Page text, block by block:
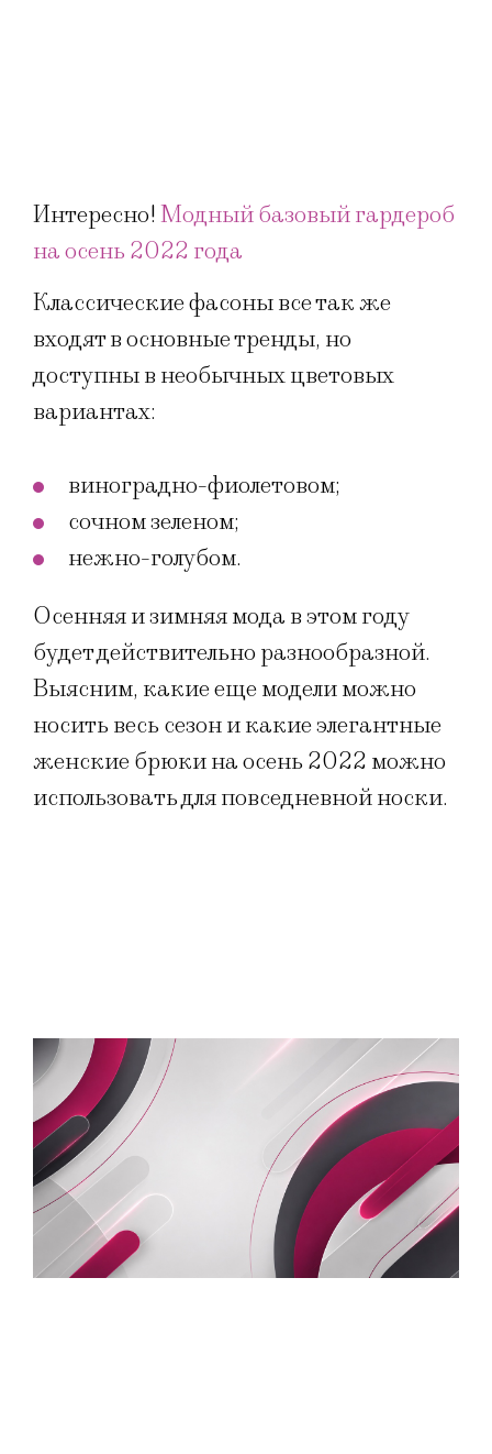
Интересно!Модный базовый гардероб
на осень 2022 года
Классические фасоны все так же
входят в основные тренды, но
доступны в необычных цветовых
вариантах:
виноградно-фиолетовом;
сочном зеленом;
нежно-голубом.
Осенняя и зимняя мода в этом году
будет действительно разнообразной.
Выясним, какие еще модели можно
носить весь сезон и какие элегантные
женские брюки на осень 2022 можно
использовать для повседневной носки.